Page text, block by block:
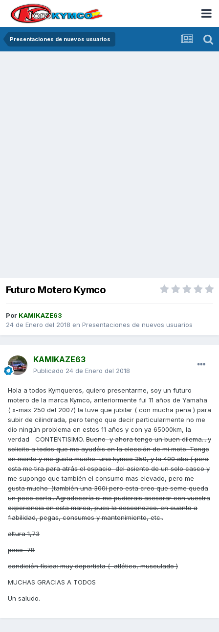
Presentaciones de nuevos usuarios
Futuro Motero Kymco
Por KAMIKAZE63
24 de Enero del 2018 en Presentaciones de nuevos usuarios
KAMIKAZE63
Publicado 24 de Enero del 2018
Hola a todos Kymqueros, quiero presentarme, soy un futuro
motero de la marca Kymco, anteriormente fui 11 años de Yamaha
( x-max 250 del 2007) la tuve que jubilar ( con mucha pena ) para
subir de cilindrada, pero tengo que decir particularmente no me
dio ningún problema en estos 11 años y con ya 65000km, la
verdad CONTENTISIMO. Bueno y ahora tengo un buen dilema....y
solicito a todos que me ayudéis en la elección de mi moto. Tengo
en mente y me gusta mucho una kymco 350, y la 400 abs ( pero
esta me tira para atrás el espacio del asiento de un solo casco y
me supongo que también el consumo mas elevado, pero me
gusta mucho )también una 300i pero esta creo que seme queda
un poco corta...Agradecería si me pudierais asesorar con vuestra
experiencia en esta marca, pues la desconozco. en cuanto a
fiabilidad, pegas, consumos y mantenimiento, etc..
altura 1,73
peso 78
condición física: muy deportista ( atlético, musculado )
MUCHAS GRACIAS A TODOS
Un saludo.